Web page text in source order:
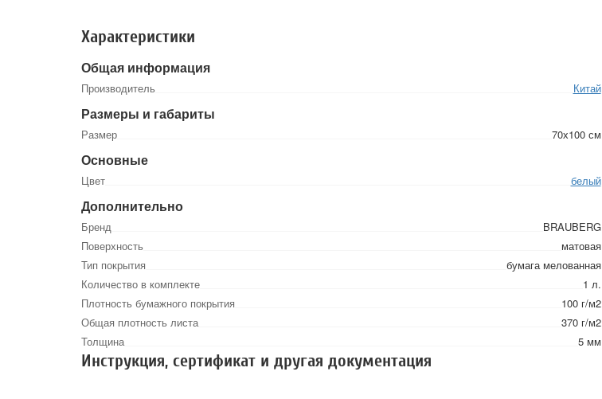
Характеристики
Общая информация
Производитель Китай
Размеры и габариты
Размер 70х100 см
Основные
Цвет белый
Дополнительно
Бренд
BRAUBERG
Поверхность
матовая
Тип покрытия
бумага мелованная
Количество в комплекте
1 л.
Плотность бумажного покрытия
100 г/м2
Общая плотность листа
370 г/м2
Толщина
5 мм
Инструкция, сертификат и другая документация